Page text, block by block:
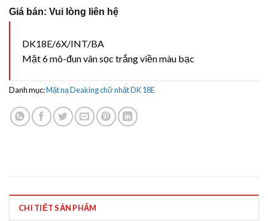
Giá bán: Vui lòng liên hệ
DK18E/6X/INT/BA
Mặt 6 mô-đun vân sọc trắng viền màu bạc
Danh mục:Mặt nạ Deaking chữ nhật DK 18E
CHI TIẾT SẢN PHẨM